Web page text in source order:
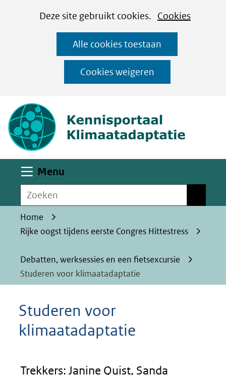
CookiesDeze site gebruikt cookies. Cookies
op
deze
website
worden
toegestaan
geweigerd.
Alle cookies toestaan
Cookies weigeren
Ga
naar
de
inhoud
Menu
Zoeken
Home
Rijke oogst tijdens eerste Congres Hittestress
Debatten, werksessies en een fietsexcursie
Studeren voor klimaatadaptatie
Studeren voor
klimaatadaptatie
Trekkers: Janine Quist, Sanda